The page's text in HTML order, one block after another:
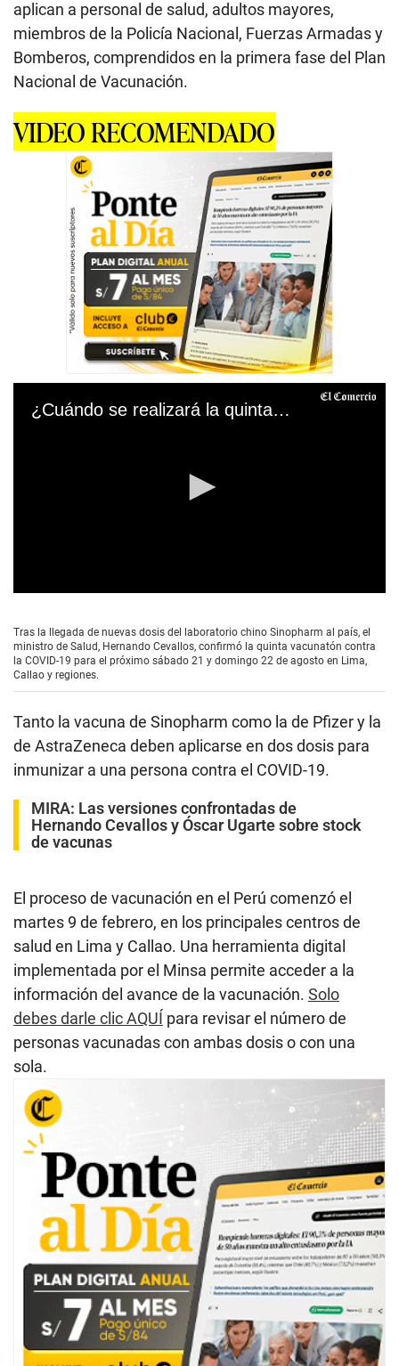
aplican a personal de salud, adultos mayores,
miembros de la Policía Nacional, Fuerzas Armadas y
Bomberos, comprendidos en la primera fase del Plan
Nacional de Vacunación.
VIDEO RECOMENDADO
¿Cuándo se realizará la quinta vacunatón en Lima, Callao y regiones?
e
c
o
n
o
0
s
e
o
Tras la llegada de nuevas dosis del laboratorio chino Sinopharm al país, el
ministro de Salud, Hernando Cevallos, confirmó la quinta vacunatón contra
la COVID-19 para el próximo sábado 21 y domingo 22 de agosto en Lima,
Callao y regiones.
Tanto la vacuna de Sinopharm como la de Pfizer y la
de AstraZeneca deben aplicarse en dos dosis para
inmunizar a una persona contra el COVID-19.
MIRA: Las versiones confrontadas de
Hernando Cevallos y Óscar Ugarte sobre stock
de vacunas
El proceso de vacunación en el Perú comenzó el
martes 9 de febrero, en los principales centros de
salud en Lima y Callao. Una herramienta digital
implementada por el Minsa permite acceder a la
información del avance de la vacunación. Solo
debes darle clic AQUÍ para revisar el número de
personas vacunadas con ambas dosis o con una
sola.